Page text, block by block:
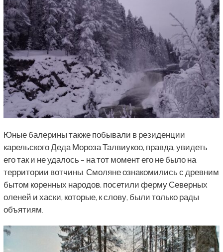
Юные балерины также побывали в резиденции
карельского Деда Мороза Талвиукоо, правда, увидеть
его так и не удалось – на тот момент его не было на
территории вотчины. Смоляне ознакомились с древним
бытом коренных народов, посетили ферму Северных
оленей и хаски, которые, к слову, были только рады
объятиям.